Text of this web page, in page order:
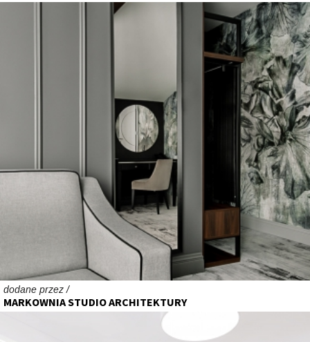
dodane przez /
MARKOWNIA STUDIO ARCHITEKTURY